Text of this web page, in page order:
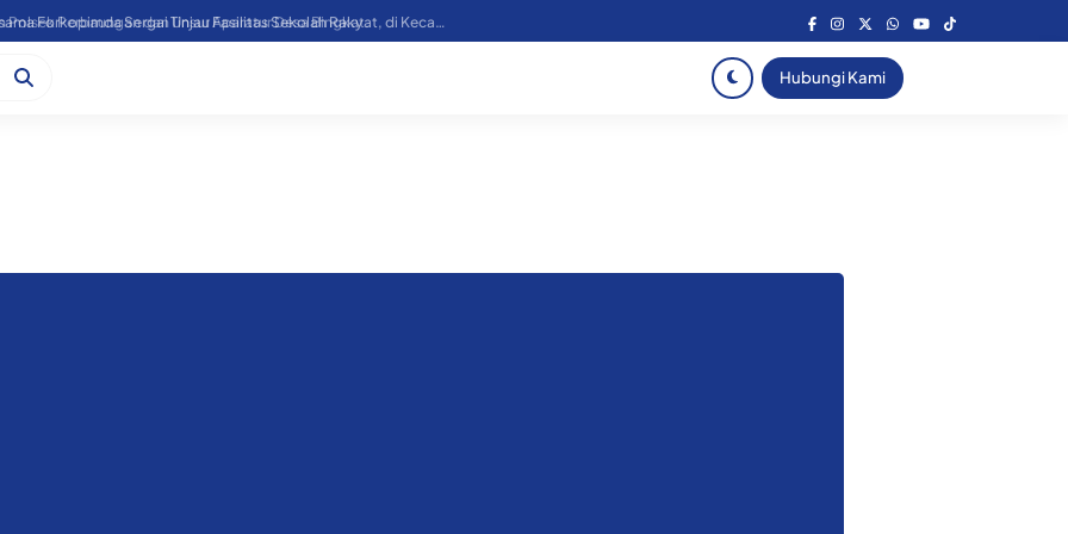
Kapoolres Sergai Bersama Forkopimda Sergai Tinjau Fasilitas Sekolah Rakyat, di Kecamatan Firdaus.
Hubungi Kami